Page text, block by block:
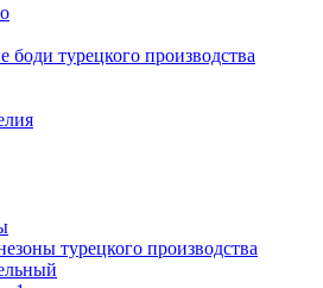
боди турецкого производства
турецкого производства